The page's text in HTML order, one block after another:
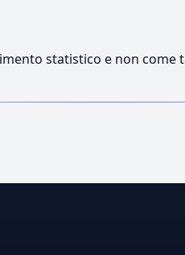
statistico e non come